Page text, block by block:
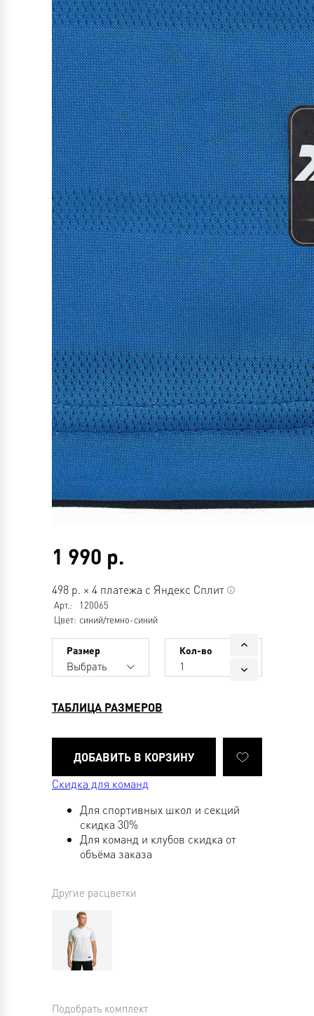
1 990 р.
498 р. × 4 платежа с Яндекс Сплит
Арт.:
120065
Цвет: синий/темно-синий
Размер
Выбрать
Кол-во
1
ТАБЛИЦА РАЗМЕРОВ
Скидка для команд
Для спортивных школ и секций
скидка 30%
Для команд и клубов скидка от
объёма заказа
Другие расцветки
Подобрать комплект